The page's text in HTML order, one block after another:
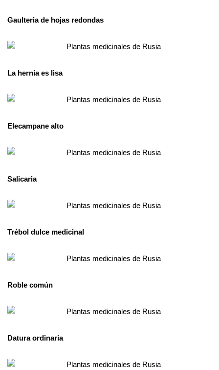
Gaulteria de hojas redondas
La hernia es lisa
Elecampane alto
Salicaria
Trébol dulce medicinal
Roble común
Datura ordinaria